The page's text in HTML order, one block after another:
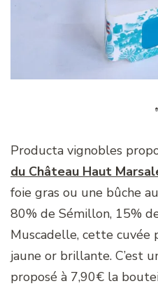
Producta vignobles
du Château Haut
foie gras ou une bûche
80% de Sémillon, 15%
Muscadelle, cette
jaune or brillante. C’est
proposé à 7,90€ la